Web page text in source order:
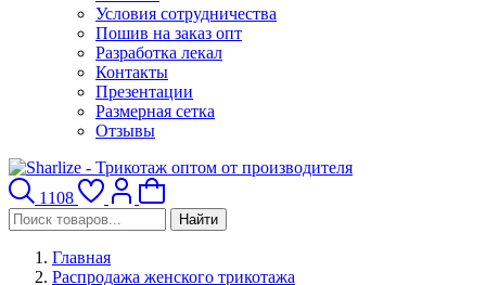
Условия сотрудничества
Пошив на заказ опт
Разработка лекал
Контакты
Презентации
Размерная сетка
Отзывы
1108
Найти
Главная
Распродажа женского трикотажа